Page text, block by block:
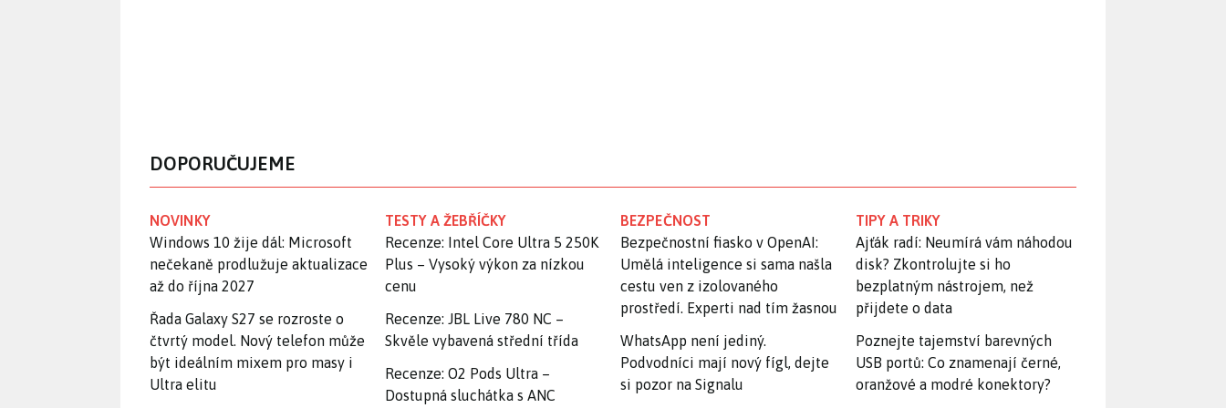
DOPORUČUJEME
NOVINKY
Windows 10 žije dál: Microsoft
nečekaně prodlužuje aktualizace
až do října 2027
Řada Galaxy S27 se rozroste o
čtvrtý model. Nový telefon může
být ideálním mixem pro masy i
Ultra elitu
TESTY A ŽEBŘÍČKY
Recenze: Intel Core Ultra 5 250K
Plus – Vysoký výkon za nízkou
cenu
Recenze: JBL Live 780 NC –
Skvěle vybavená střední třída
Recenze: O2 Pods Ultra –
Dostupná sluchátka s ANC
BEZPEČNOST
Bezpečnostní fiasko v OpenAI:
Umělá inteligence si sama našla
cestu ven z izolovaného
prostředí. Experti nad tím žasnou
WhatsApp není jediný.
Podvodníci mají nový fígl, dejte
si pozor na Signalu
TIPY A TRIKY
Ajťák radí: Neumírá vám náhodou
disk? Zkontrolujte si ho
bezplatným nástrojem, než
přijdete o data
Poznejte tajemství barevných
USB portů: Co znamenají černé,
oranžové a modré konektory?